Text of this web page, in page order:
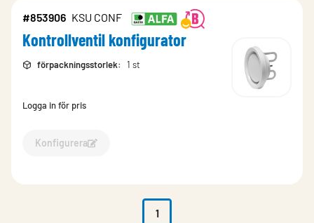
#853906 KSU CONF
Kontrollventil konfigurator
förpackningsstorlek: 1 st
Logga in för pris
Konfigurera
Konfigurera Kontrollventil konfigurator-853906
1